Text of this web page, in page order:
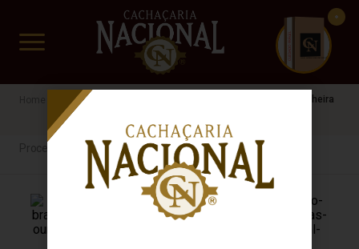
www.cachacarianacional.com.br
CUIDADO FRÁGIL
Cachaça Castanheira
Processo de Produção